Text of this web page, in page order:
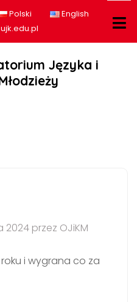
Polski
English
profil na Facebook
profil na tiktok
ujk.edu.pl
Języka i
przez OJiKM
i wygrana co za